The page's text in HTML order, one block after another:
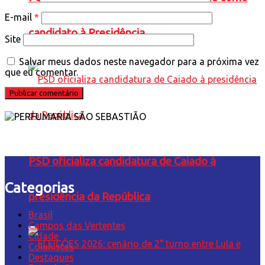
candidato à Presidência
PSD oficializa candidatura de Caiado à
presidência da República
E-mail *
Site
Salvar meus dados neste navegador para a próxima vez
que eu comentar.
Categorias
Brasil
Campos das Vertentes
Cidade
Colunistas
Destaques